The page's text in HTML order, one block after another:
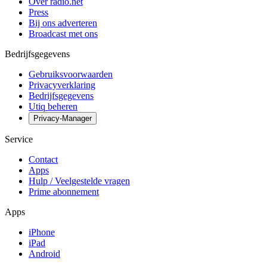
Press
Bij ons adverteren
Broadcast met ons
Bedrijfsgegevens
Gebruiksvoorwaarden
Privacyverklaring
Bedrijfsgegevens
Utiq beheren
Privacy-Manager
Service
Contact
Apps
Hulp / Veelgestelde vragen
Prime abonnement
Apps
iPhone
iPad
Android